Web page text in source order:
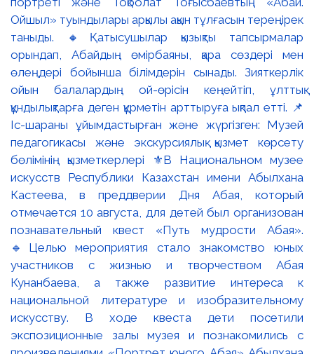
Ойшыл» туындылары арқылы ақын тұлғасын тереңірек
таныды. 🔸Қатысушылар қызықты тапсырмалар
орындап, Абайдың өмірбаяны, қара сөздері мен
өлеңдері бойынша білімдерін сынады. Зияткерлік
ойын балалардың ой-өрісін кеңейтіп, ұлттық
құндылықтарға деген құрметін арттыруға ықпал етті. 📌
Іс-шараны ұйымдастырған және жүргізген: Музей
педагогикасы және экскурсиялық қызмет көрсету
бөлімінің қызметкерлері ⚜️В Национальном музее
искусств Республики Казахстан имени Абылхана
Кастеева, в преддверии Дня Абая, который
отмечается 10 августа, для детей был организован
познавательный квест «Путь мудрости Абая».
🔹Целью мероприятия стало знакомство юных
участников с жизнью и творчеством Абая
Кунанбаева, а также развитие интереса к
национальной литературе и изобразительному
искусству. В ходе квеста дети посетили
экспозиционные залы музея и познакомились с